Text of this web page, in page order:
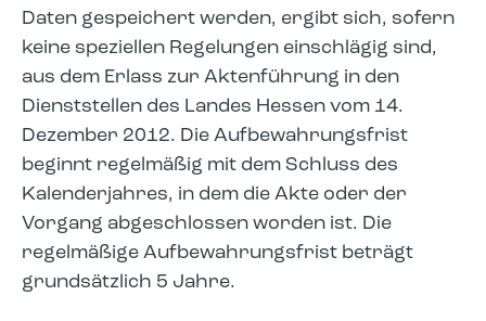
Daten gespeichert werden, ergibt sich, sofern
keine speziellen Regelungen einschlägig sind,
aus dem Erlass zur Aktenführung in den
Dienststellen des Landes Hessen vom 14.
Dezember 2012. Die Aufbewahrungsfrist
beginnt regelmäßig mit dem Schluss des
Kalenderjahres, in dem die Akte oder der
Vorgang abgeschlossen worden ist. Die
regelmäßige Aufbewahrungsfrist beträgt
grundsätzlich 5 Jahre.